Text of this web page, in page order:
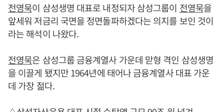
전영묵이 삼성생명 대표로 내정되자 삼성그룹이 전영묵을
앞세워 저금리 국면을 정면돌파하겠다는 의지를 보인 것이
라는 해석이 나왔다.
전영묵은 삼성그룹 금융계열사 가운데 맏형 격인 삼성생명
을 이끌게 됐지만 1964년에 태어나 금융계열사 대표 가운
데 가장 젊다.